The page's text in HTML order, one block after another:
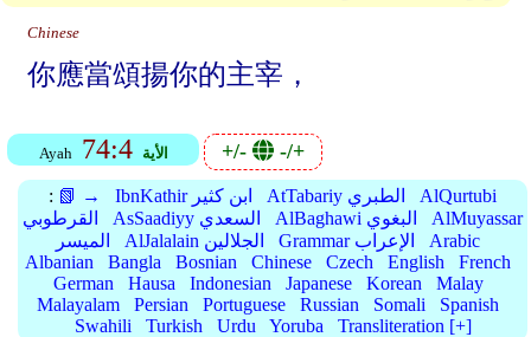
Chinese
你應當頌揚你的主宰，
Ayah 74:4 الأية +/- -/+
: 📗 → IbnKathir ابن كثير AtTabariy الطبري
AlQurtubi
القرطوبي
AsSaadiyy السعدي AlBaghawi البغوي
AlMuyassar
الميسر
AlJalalain الجلالين Grammar الإعراب
Arabic
Albanian
Bangla Bosnian Chinese Czech English
French
German
Hausa Indonesian Japanese Korean
Malay
Malayalam
Persian Portuguese Russian Somali
Spanish
Swahili
Turkish Urdu Yoruba Transliteration [+]